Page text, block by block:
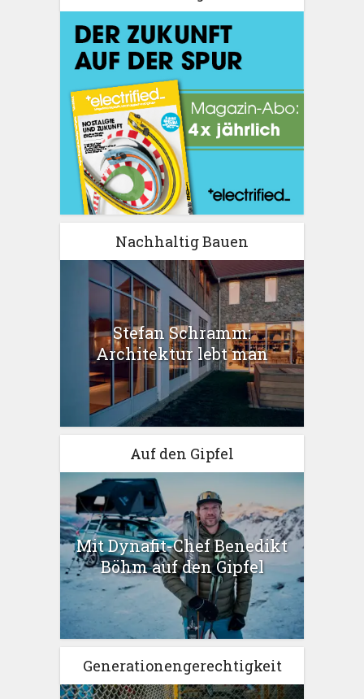
Nachhaltig Bauen
Stefan Schramm:
Architektur lebt man
Auf den Gipfel
Mit Dynafit-Chef Benedikt
Böhm auf den Gipfel
Generationengerechtigkeit